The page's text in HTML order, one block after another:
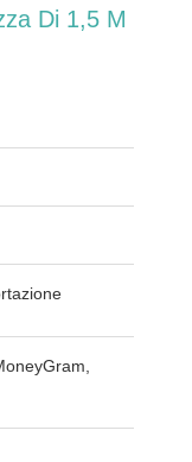
Di 1,5 M